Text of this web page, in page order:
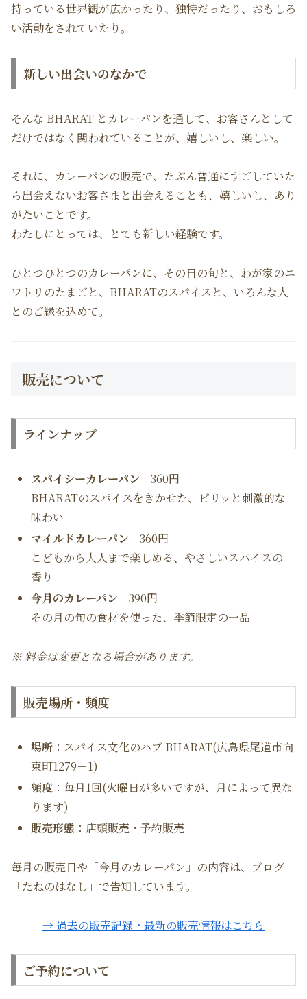
持っている世界観が広かったり、独特だったり、おもしろ
い活動をされていたり。
新しい出会いのなかで
そんな BHARAT とカレーパンを通して、お客さんとして
だけではなく関われていることが、嬉しいし、楽しい。
それに、カレーパンの販売で、たぶん普通にすごしていた
ら出会えないお客さまと出会えることも、嬉しいし、あり
がたいことです。
わたしにとっては、とても新しい経験です。
ひとつひとつのカレーパンに、その日の旬と、わが家のニ
ワトリのたまごと、BHARATのスパイスと、いろんな人
とのご縁を込めて。
販売について
ラインナップ
スパイシーカレーパン 360円
BHARATのスパイスをきかせた、ピリッと刺激的な
味わい
マイルドカレーパン 360円
こどもから大人まで楽しめる、やさしいスパイスの
香り
今月のカレーパン 390円
その月の旬の食材を使った、季節限定の一品
※ 料金は変更となる場合があります。
販売場所・頻度
場所 ：スパイス文化のハブ BHARAT(広島県尾道市向
東町1279－1)
頻度 ：毎月1回(火曜日が多いですが、月によって異な
ります)
販売形態 ：店頭販売・予約販売
毎月の販売日や「今月のカレーパン」の内容は、ブログ
「たねのはなし」で告知しています。
→ 過去の販売記録・最新の販売情報はこちら
ご予約について